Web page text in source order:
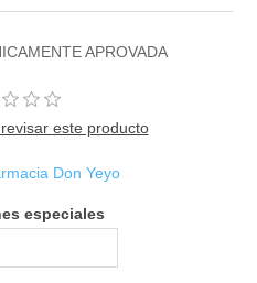
APROVADA
este producto
Don Yeyo
especiales